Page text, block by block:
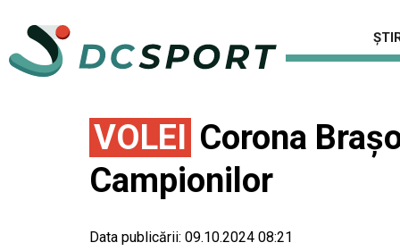
VOLEI Corona
Campionilor
Data publicării: 09.10.2024 08:21